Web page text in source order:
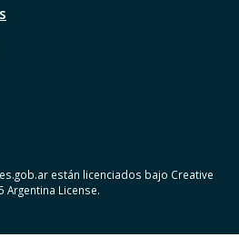
están licenciados bajo Creative
Argentina License.